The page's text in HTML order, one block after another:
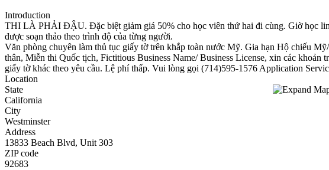
Introduction
THI LÀ PHẢI ĐẬU. Đặc biệt giảm giá 50% cho học viên thứ hai đi cùng. Giờ học
được soạn thảo theo trình độ của từng người.
Văn phòng chuyên làm thủ tục giấy tờ trên khắp toàn nước Mỹ. Gia hạn Hộ chiếu
thân, Miễn thi Quốc tịch, Fictitious Business Name/ Business License, xin các khoản
giấy tờ khác theo yêu cầu. Lệ phí thấp. Vui lòng gọi (714)595-1576 Application
Location
State
California
City
Westminster
Address
13833 Beach Blvd, Unit 303
ZIP code
92683